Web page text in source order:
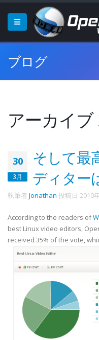
ブログ
アーカイブ
30
3月
そして最
ディター
執筆者 Jonathan 投稿日 2010
According to the readers of
best Linux video editors,
received 35% of the vote,